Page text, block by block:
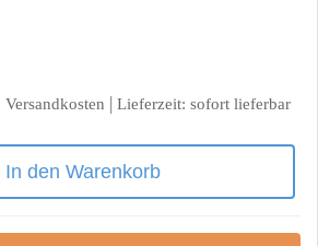
Versandkosten | Lieferzeit: sofort lieferbar
In den Warenkorb